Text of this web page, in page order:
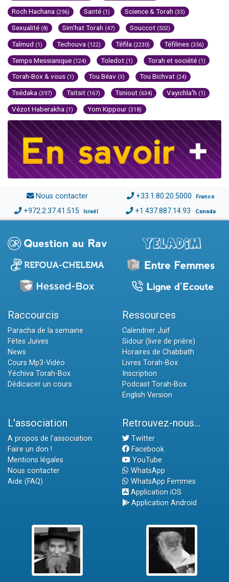
Roch Hachana (296) Santé (1) Science & Torah (33)
Sexualité (8) Sim'hat Torah (47) Souccot (502)
Talmud (1) Techouva (122) Téfila (2230) Téfilines (356)
Temps Messianique (124) Toledot (1) Torah et société (1)
Torah-Box & vous (1) Tou Béav (3) Tou Bichvat (24)
Tsédaka (397) Tsitsit (167) Tsniout (634) Vayichla'h (1)
Vézot Haberakha (1) Yom Kippour (318)
Nous contacter +33.1.80.20.5000 France
+972.2.37.41.515 Israël +1.437.887.14.93 Canada
Raccourcis
Paracha de la semaine
Fêtes Juives
News
Cours Mp3-Vidéo
Yéchiva Torah-Box
Dédicacer un cours
Ressources
Calendrier Juif
Sidour (livre de prière)
Horaires de Chabbath
Livres Torah-Box
Inscription
Podcast Torah-Box
English Version
L'association
A propos de l'association
Faire un don !
Mentions légales
Nous contacter
Aide (FAQ)
Retrouvez-nous...
Twitter
Facebook
YouTube
WhatsApp
WhatsApp Femmes
Application iOS
Application Android